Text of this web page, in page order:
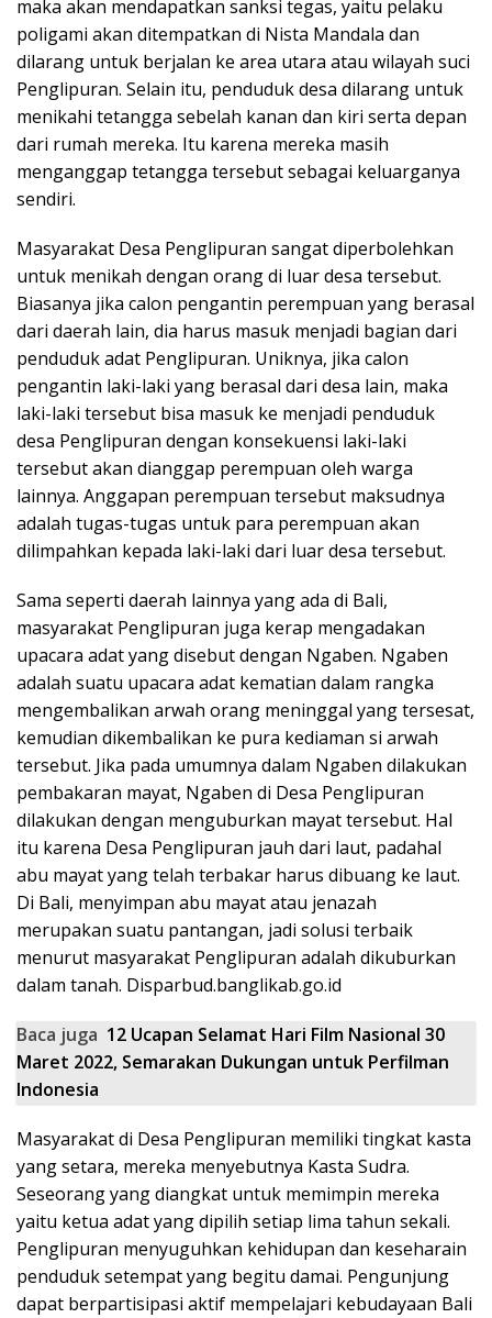
maka akan mendapatkan sanksi tegas, yaitu pelaku
poligami akan ditempatkan di Nista Mandala dan
dilarang untuk berjalan ke area utara atau wilayah suci
Penglipuran. Selain itu, penduduk desa dilarang untuk
menikahi tetangga sebelah kanan dan kiri serta depan
dari rumah mereka. Itu karena mereka masih
menganggap tetangga tersebut sebagai keluarganya
sendiri.
Masyarakat Desa Penglipuran sangat diperbolehkan
untuk menikah dengan orang di luar desa tersebut.
Biasanya jika calon pengantin perempuan yang berasal
dari daerah lain, dia harus masuk menjadi bagian dari
penduduk adat Penglipuran. Uniknya, jika calon
pengantin laki-laki yang berasal dari desa lain, maka
laki-laki tersebut bisa masuk ke menjadi penduduk
desa Penglipuran dengan konsekuensi laki-laki
tersebut akan dianggap perempuan oleh warga
lainnya. Anggapan perempuan tersebut maksudnya
adalah tugas-tugas untuk para perempuan akan
dilimpahkan kepada laki-laki dari luar desa tersebut.
Sama seperti daerah lainnya yang ada di Bali,
masyarakat Penglipuran juga kerap mengadakan
upacara adat yang disebut dengan Ngaben. Ngaben
adalah suatu upacara adat kematian dalam rangka
mengembalikan arwah orang meninggal yang tersesat,
kemudian dikembalikan ke pura kediaman si arwah
tersebut. Jika pada umumnya dalam Ngaben dilakukan
pembakaran mayat, Ngaben di Desa Penglipuran
dilakukan dengan menguburkan mayat tersebut. Hal
itu karena Desa Penglipuran jauh dari laut, padahal
abu mayat yang telah terbakar harus dibuang ke laut.
Di Bali, menyimpan abu mayat atau jenazah
merupakan suatu pantangan, jadi solusi terbaik
menurut masyarakat Penglipuran adalah dikuburkan
dalam tanah. Disparbud.banglikab.go.id
Baca juga 12 Ucapan Selamat Hari Film Nasional 30
Maret 2022, Semarakan Dukungan untuk Perfilman
Indonesia
Masyarakat di Desa Penglipuran memiliki tingkat kasta
yang setara, mereka menyebutnya Kasta Sudra.
Seseorang yang diangkat untuk memimpin mereka
yaitu ketua adat yang dipilih setiap lima tahun sekali.
Penglipuran menyuguhkan kehidupan dan keseharain
penduduk setempat yang begitu damai. Pengunjung
dapat berpartisipasi aktif mempelajari kebudayaan Bali